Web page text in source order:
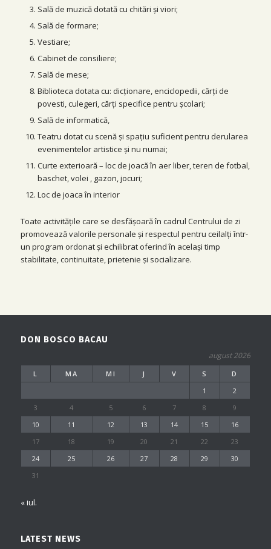
Sală de muzică dotată cu chitări și viori;
Sală de formare;
Vestiare;
Cabinet de consiliere;
Sală de mese;
Biblioteca dotata cu: dicționare, enciclopedii, cărți de
povesti, culegeri, cărți specifice pentru școlari;
Sală de informatică,
Teatru dotat cu scenă și spațiu suficient pentru derularea
evenimentelor artistice și nu numai;
Curte exterioară – loc de joacă în aer liber, teren de fotbal,
baschet, volei , gazon, jocuri;
Loc de joaca în interior
Toate activitățile care se desfășoară în cadrul Centrului de zi
promovează valorile personale și respectul pentru ceilalți într-
un program ordonat și echilibrat oferind în același timp
stabilitate, continuitate, prietenie și socializare.
DON BOSCO BACAU
august 2026
L MA MI J V S
D
1
2
3
4 5 6 7 8
9
10
11 12 13 14 15
16
17
18 19 20 21 22
23
24
25 26 27 28 29
30
31
« iul.
LATEST NEWS